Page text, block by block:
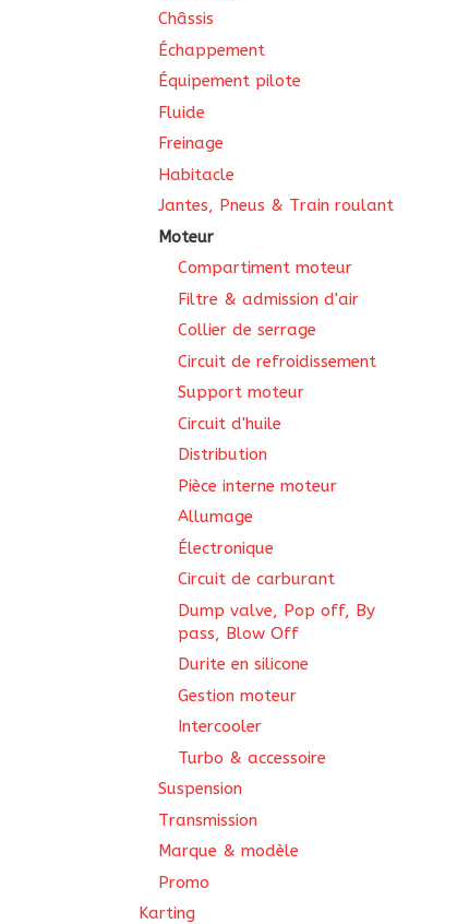
Châssis
Échappement
Équipement pilote
Fluide
Freinage
Habitacle
Jantes, Pneus & Train roulant
Moteur
Compartiment moteur
Filtre & admission d'air
Collier de serrage
Circuit de refroidissement
Support moteur
Circuit d'huile
Distribution
Pièce interne moteur
Allumage
Électronique
Circuit de carburant
Dump valve, Pop off, By
pass, Blow Off
Durite en silicone
Gestion moteur
Intercooler
Turbo & accessoire
Suspension
Transmission
Marque & modèle
Promo
Karting